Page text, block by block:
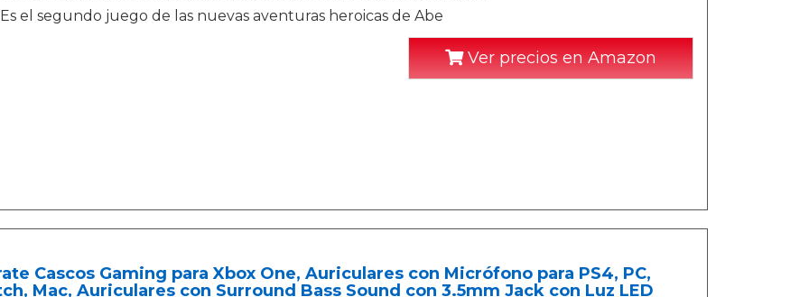
Es el segundo juego de las nuevas aventuras heroicas de Abe
Ver precios en Amazon
Cascos Gaming para Xbox One, Auriculares con Micrófono para PS4, PC,
Mac, Auriculares con Surround Bass Sound con 3.5mm Jack con Luz LED